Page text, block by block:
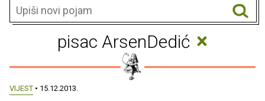
pisac ArsenDedić ×
VIJEST • 15.12.2013.